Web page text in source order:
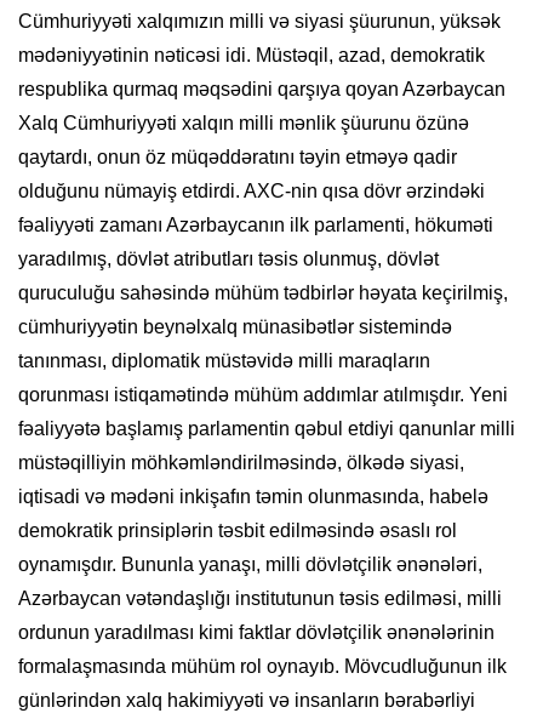
Cümhuriyyəti xalqımızın milli və siyasi şüurunun, yüksək
mədəniyyətinin nəticəsi idi. Müstəqil, azad, demokratik
respublika qurmaq məqsədini qarşıya qoyan Azərbaycan
Xalq Cümhuriyyəti xalqın milli mənlik şüurunu özünə
qaytardı, onun öz müqəddəratını təyin etməyə qadir
olduğunu nümayiş etdirdi. AXC-nin qısa dövr ərzindəki
fəaliyyəti zamanı Azərbaycanın ilk parlamenti, hökuməti
yaradılmış, dövlət atributları təsis olunmuş, dövlət
quruculuğu sahəsində mühüm tədbirlər həyata keçirilmiş,
cümhuriyyətin beynəlxalq münasibətlər sistemində
tanınması, diplomatik müstəvidə milli maraqların
qorunması istiqamətində mühüm addımlar atılmışdır. Yeni
fəaliyyətə başlamış parlamentin qəbul etdiyi qanunlar milli
müstəqilliyin möhkəmləndirilməsində, ölkədə siyasi,
iqtisadi və mədəni inkişafın təmin olunmasında, habelə
demokratik prinsiplərin təsbit edilməsində əsaslı rol
oynamışdır. Bununla yanaşı, milli dövlətçilik ənənələri,
Azərbaycan vətəndaşlığı institutunun təsis edilməsi, milli
ordunun yaradılması kimi faktlar dövlətçilik ənənələrinin
formalaşmasında mühüm rol oynayıb. Mövcudluğunun ilk
günlərindən xalq hakimiyyəti və insanların bərabərliyi